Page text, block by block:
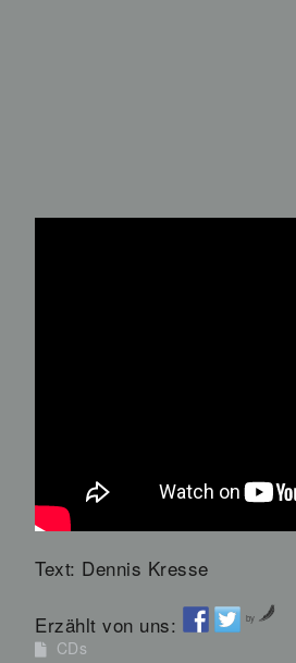
Text: Dennis Kresse
Erzählt von uns: by
CDs